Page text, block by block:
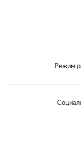
Режим